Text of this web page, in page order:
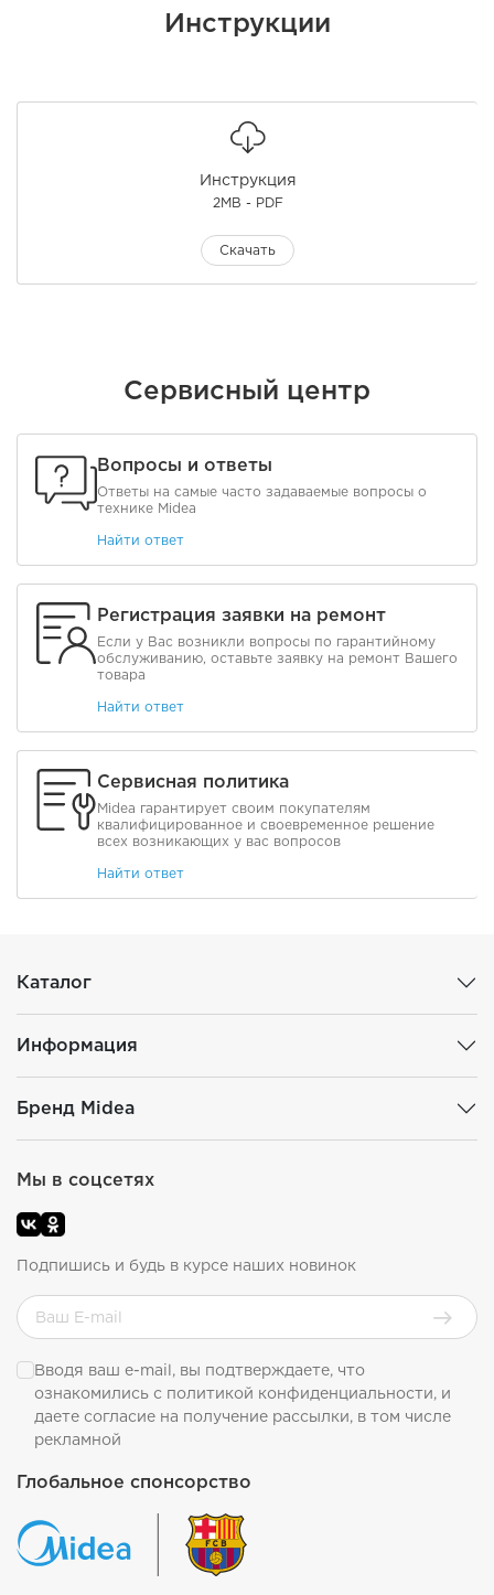
Инструкции
Инструкция
2MB - PDF
Скачать
Сервисный центр
Вопросы и ответы
Ответы на самые часто задаваемые вопросы о
технике Midea
Найти ответ
Регистрация заявки на ремонт
Если у Вас возникли вопросы по гарантийному
обслуживанию, оставьте заявку на ремонт Вашего
товара
Найти ответ
Сервисная политика
Midea гарантирует своим покупателям
квалифицированное и своевременное решение
всех возникающих у вас вопросов
Найти ответ
Каталог
Информация
Бренд Midea
Глобальное спонсорство
Мы в соцсетях
Подпишись и будь в курсе наших новинок
Вводя ваш e-mail, вы подтверждаете, что
ознакомились с политикой конфиденциальности, и
даете согласие на получение рассылки, в том числе
рекламной